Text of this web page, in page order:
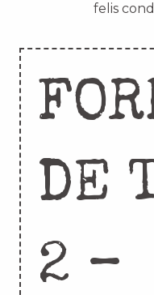
felis
DE
2 –